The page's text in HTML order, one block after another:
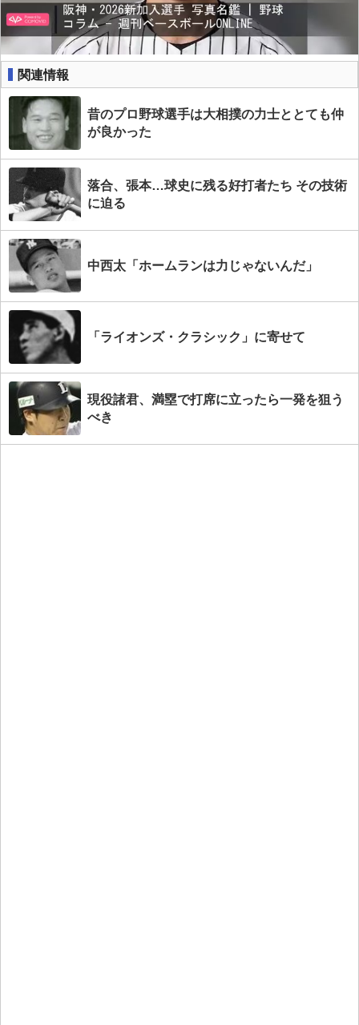
関連情報
昔のプロ野球選手は大相撲の力士ととても仲
が良かった
落合、張本…球史に残る好打者たち その技術
に迫る
中西太「ホームランは力じゃないんだ」
「ライオンズ・クラシック」に寄せて
現役諸君、満塁で打席に立ったら一発を狙う
べき